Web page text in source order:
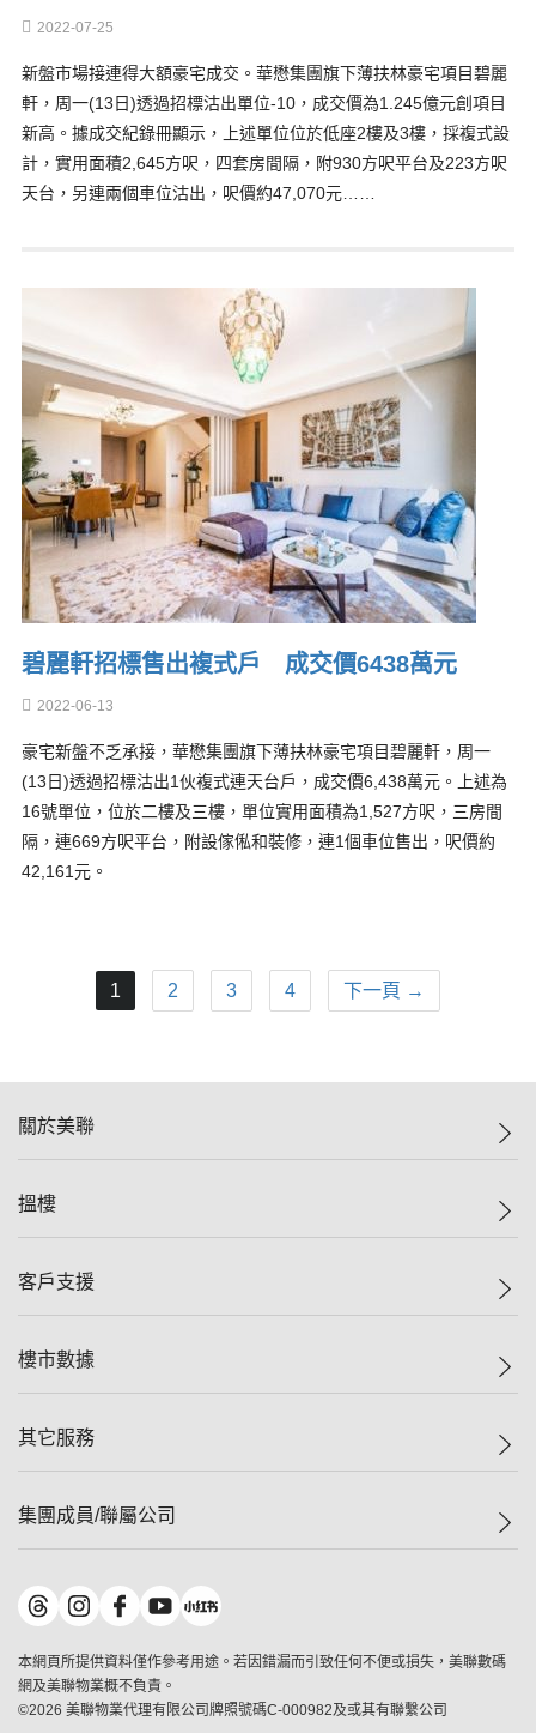
2022-07-25
新盤市場接連得大額豪宅成交。華懋集團旗下薄扶林豪宅項目碧麗
軒，周一(13日)透過招標沽出單位-10，成交價為1.245億元創項目
新高。據成交紀錄冊顯示，上述單位位於低座2樓及3樓，採複式設
計，實用面積2,645方呎，四套房間隔，附930方呎平台及223方呎
天台，另連兩個車位沽出，呎價約47,070元……
碧麗軒招標售出複式戶 成交價6438萬元
2022-06-13
豪宅新盤不乏承接，華懋集團旗下薄扶林豪宅項目碧麗軒，周一
(13日)透過招標沽出1伙複式連天台戶，成交價6,438萬元。上述為
16號單位，位於二樓及三樓，單位實用面積為1,527方呎，三房間
隔，連669方呎平台，附設傢俬和裝修，連1個車位售出，呎價約
42,161元。
1 2 3 4 下一頁 →
關於美聯
美聯集團
人才招募
搵樓
一手新盤
減價
美聯豪宅
獨家樓盤
租盤
客戶支援
自助放盤
查詢熱線
按揭計算機
負擔能力計算機
轉按計算機
繳款方式
樓市數據
樓價指數
歷史成交
屋苑成交排行榜
地區百科
其它服務
屋苑專頁
美聯精英會
美善會
地產代理管理協會
集團成員/聯屬公司
美聯物業
鋑聯控股*
美聯工商舖*
美聯中國
美聯澳門
本網頁所提供資料僅作參考用途。若因錯漏而引致任何不便或損失，美聯數碼
網及美聯物業概不負責。
©2026 美聯物業代理有限公司牌照號碼C-000982及或其有聯繫公司